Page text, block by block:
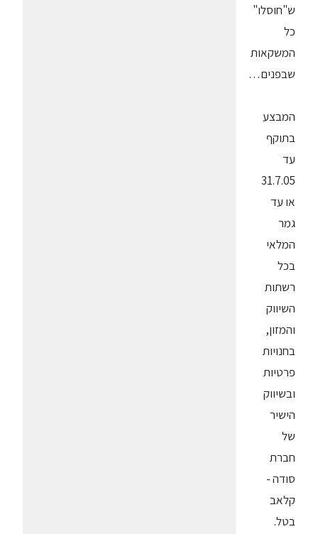
ש"חוסלו"
כל
המשקאות
שבפנים…
המבצע
בתוקף
עד
31.7.05
או עד
גמר
המלאי
בכל
רשתות
השיווק
והמזון,
בחנויות
פרטיות
ובשיווק
הישיר
של
חברת
סודה -
קלאב
בטל.